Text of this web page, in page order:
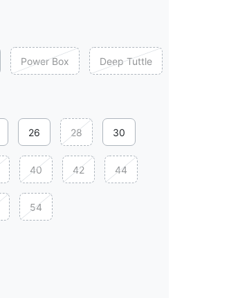
Power Box Deep Tuttle
26 28 30
40 42 44
54